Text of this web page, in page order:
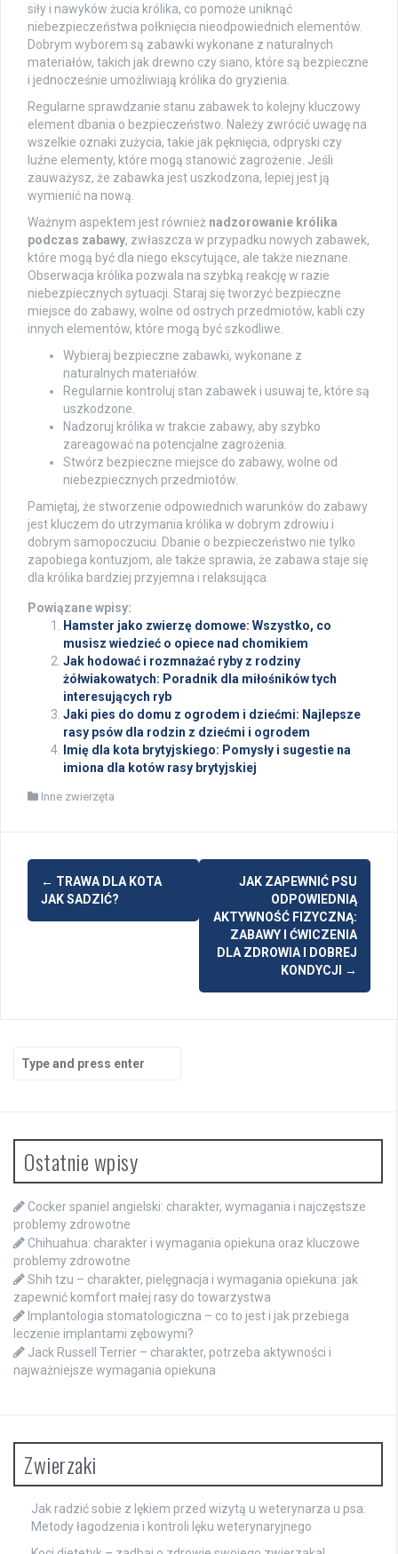
siły i nawyków żucia królika, co pomoże uniknąć
niebezpieczeństwa połknięcia nieodpowiednich elementów.
Dobrym wyborem są zabawki wykonane z naturalnych
materiałów, takich jak drewno czy siano, które są bezpieczne
i jednocześnie umożliwiają królika do gryzienia.
Regularne sprawdzanie stanu zabawek to kolejny kluczowy
element dbania o bezpieczeństwo. Należy zwrócić uwagę na
wszelkie oznaki zużycia, takie jak pęknięcia, odpryski czy
luźne elementy, które mogą stanowić zagrożenie. Jeśli
zauważysz, że zabawka jest uszkodzona, lepiej jest ją
wymienić na nową.
Ważnym aspektem jest również nadzorowanie królika
podczas zabawy, zwłaszcza w przypadku nowych zabawek,
które mogą być dla niego ekscytujące, ale także nieznane.
Obserwacja królika pozwala na szybką reakcję w razie
niebezpiecznych sytuacji. Staraj się tworzyć bezpieczne
miejsce do zabawy, wolne od ostrych przedmiotów, kabli czy
innych elementów, które mogą być szkodliwe.
Wybieraj bezpieczne zabawki, wykonane z
naturalnych materiałów.
Regularnie kontroluj stan zabawek i usuwaj te, które są
uszkodzone.
Nadzoruj królika w trakcie zabawy, aby szybko
zareagować na potencjalne zagrożenia.
Stwórz bezpieczne miejsce do zabawy, wolne od
niebezpiecznych przedmiotów.
Pamiętaj, że stworzenie odpowiednich warunków do zabawy
jest kluczem do utrzymania królika w dobrym zdrowiu i
dobrym samopoczuciu. Dbanie o bezpieczeństwo nie tylko
zapobiega kontuzjom, ale także sprawia, że zabawa staje się
dla królika bardziej przyjemna i relaksująca.
Powiązane wpisy:
Hamster jako zwierzę domowe: Wszystko, co
musisz wiedzieć o opiece nad chomikiem
Jak hodować i rozmnażać ryby z rodziny
żółwiakowatych: Poradnik dla miłośników tych
interesujących ryb
Jaki pies do domu z ogrodem i dziećmi: Najlepsze
rasy psów dla rodzin z dziećmi i ogrodem
Imię dla kota brytyjskiego: Pomysły i sugestie na
imiona dla kotów rasy brytyjskiej
Inne zwierzęta
Post
navigation
← TRAWA DLA KOTA
JAK SADZIĆ?
JAK ZAPEWNIĆ PSU
ODPOWIEDNIĄ
AKTYWNOŚĆ FIZYCZNĄ:
ZABAWY I ĆWICZENIA
DLA ZDROWIA I DOBREJ
KONDYCJI
→
for:
Ostatnie wpisy
Cocker spaniel angielski: charakter, wymagania i najczęstsze
problemy zdrowotne
Chihuahua: charakter i wymagania opiekuna oraz kluczowe
problemy zdrowotne
Shih tzu – charakter, pielęgnacja i wymagania opiekuna: jak
zapewnić komfort małej rasy do towarzystwa
Implantologia stomatologiczna – co to jest i jak przebiega
leczenie implantami zębowymi?
Jack Russell Terrier – charakter, potrzeba aktywności i
najważniejsze wymagania opiekuna
Zwierzaki
Jak radzić sobie z lękiem przed wizytą u weterynarza u psa:
Metody łagodzenia i kontroli lęku weterynaryjnego